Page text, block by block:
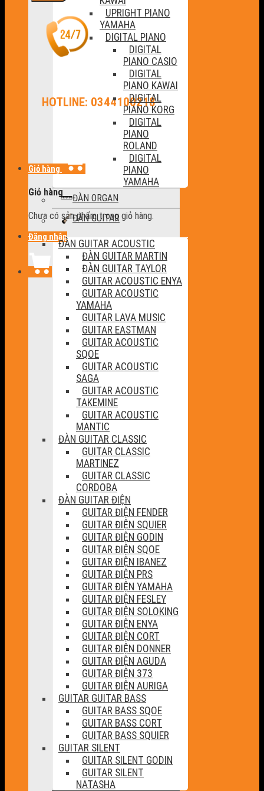
HOTLINE: 0344100218
Giỏ hàng
Giỏ hàng
Chưa có sản phẩm trong giỏ hàng.
Đăng nhập
UPRIGHT PIANO
YAMAHA
DIGITAL PIANO
DIGITAL
PIANO CASIO
DIGITAL
PIANO KAWAI
DIGITAL
PIANO KORG
DIGITAL
PIANO
ROLAND
DIGITAL
PIANO
YAMAHA
ĐÀN ORGAN
ĐÀN GUITAR
ĐÀN GUITAR ACOUSTIC
ĐÀN GUITAR MARTIN
ĐÀN GUITAR TAYLOR
GUITAR ACOUSTIC ENYA
GUITAR ACOUSTIC
YAMAHA
GUITAR LAVA MUSIC
GUITAR EASTMAN
GUITAR ACOUSTIC
SQOE
GUITAR ACOUSTIC
SAGA
GUITAR ACOUSTIC
TAKEMINE
GUITAR ACOUSTIC
MANTIC
ĐÀN GUITAR CLASSIC
GUITAR CLASSIC
MARTINEZ
GUITAR CLASSIC
CORDOBA
ĐÀN GUITAR ĐIỆN
GUITAR ĐIỆN FENDER
GUITAR ĐIỆN SQUIER
GUITAR ĐIỆN GODIN
GUITAR ĐIỆN SQOE
GUITAR ĐIỆN IBANEZ
GUITAR ĐIỆN PRS
GUITAR ĐIỆN YAMAHA
GUITAR ĐIỆN FESLEY
GUITAR ĐIỆN SOLOKING
GUITAR ĐIỆN ENYA
GUITAR ĐIỆN CORT
GUITAR ĐIỆN DONNER
GUITAR ĐIỆN AGUDA
GUITAR ĐIỆN 373
GUITAR ĐIỆN AURIGA
GUITAR GUITAR BASS
GUITAR BASS SQOE
GUITAR BASS CORT
GUITAR BASS SQUIER
GUITAR SILENT
GUITAR SILENT GODIN
GUITAR SILENT
NATASHA